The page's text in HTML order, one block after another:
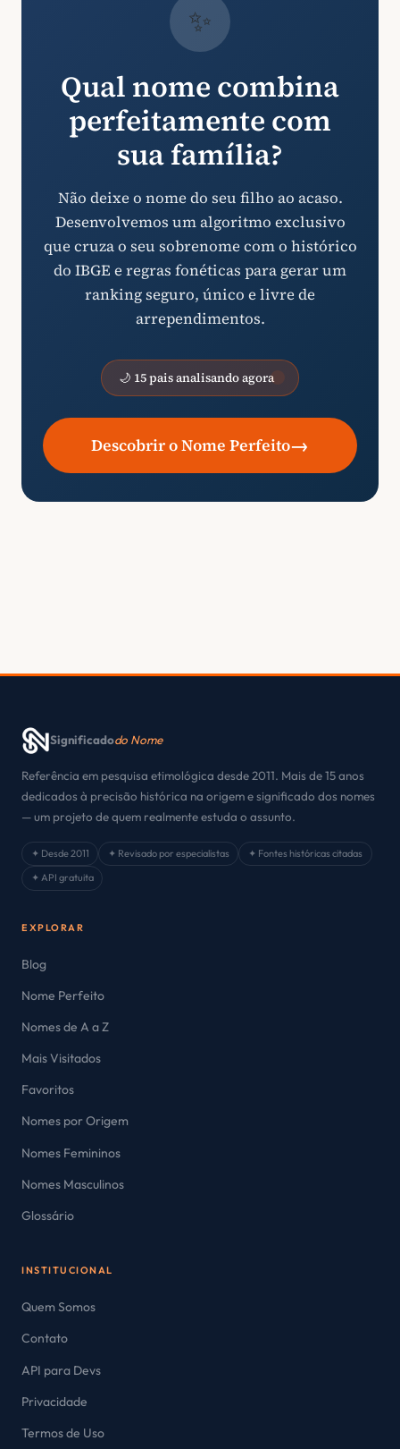
✨
Qual nome combina
perfeitamente com
sua família?
Não deixe o nome do seu filho ao acaso.
Desenvolvemos um algoritmo exclusivo
que cruza o seu sobrenome com o histórico
do IBGE e regras fonéticas para gerar um
ranking seguro, único e livre de
arrependimentos.
🌙 15 pais analisando agora
Descobrir o Nome Perfeito→
Significadodo Nome
Referência em pesquisa etimológica desde 2011. Mais de 15 anos
dedicados à precisão histórica na origem e significado dos nomes
— um projeto de quem realmente estuda o assunto.
✦ Desde 2011 ✦ Revisado por especialistas
✦ Fontes históricas citadas
✦ API gratuita
EXPLORAR
Blog
Nome Perfeito
Nomes de A a Z
Mais Visitados
Favoritos
Nomes por Origem
Nomes Femininos
Nomes Masculinos
Glossário
INSTITUCIONAL
Quem Somos
Contato
API para Devs
Privacidade
Termos de Uso